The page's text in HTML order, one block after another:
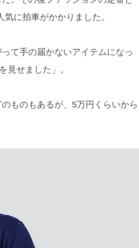
に拍車がかかりました。
て手の届かないアイテムになっ
見せました」。
ものもあるが、5万円くらいから